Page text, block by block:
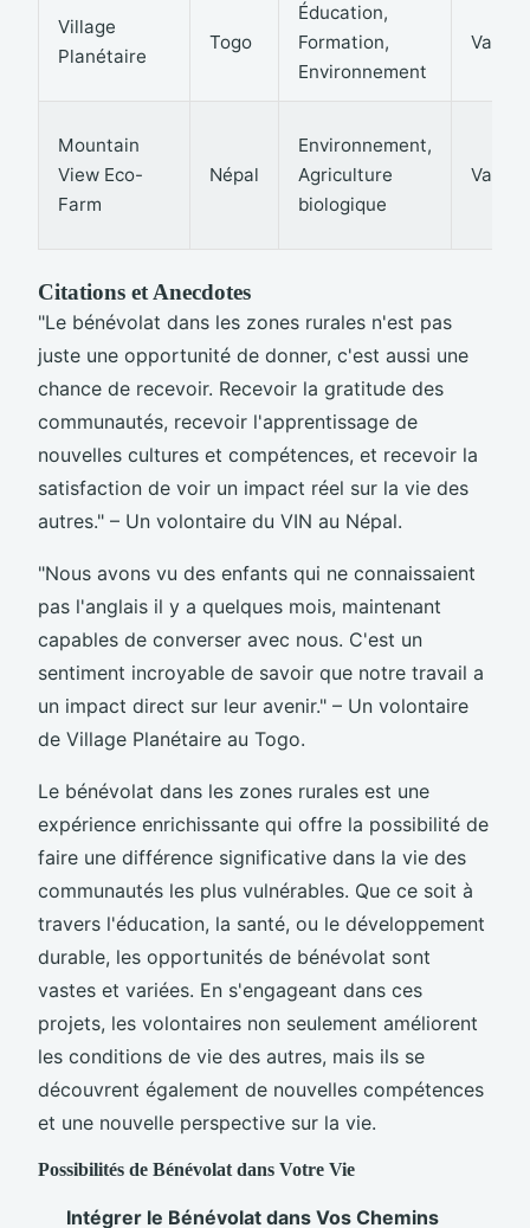
Village
Planétaire
Togo
Éducation,
Formation,
Environnement
Mountain
View Eco-
Farm
Népal
Environnement,
Agriculture
biologique
Citations et Anecdotes
"Le bénévolat dans les zones rurales n'est pas
juste une opportunité de donner, c'est aussi une
chance de recevoir. Recevoir la gratitude des
communautés, recevoir l'apprentissage de
nouvelles cultures et compétences, et recevoir la
satisfaction de voir un impact réel sur la vie des
autres." – Un volontaire du VIN au Népal.
"Nous avons vu des enfants qui ne connaissaient
pas l'anglais il y a quelques mois, maintenant
capables de converser avec nous. C'est un
sentiment incroyable de savoir que notre travail a
un impact direct sur leur avenir." – Un volontaire
de Village Planétaire au Togo.
Le bénévolat dans les zones rurales est une
expérience enrichissante qui offre la possibilité de
faire une différence significative dans la vie des
communautés les plus vulnérables. Que ce soit à
travers l'éducation, la santé, ou le développement
durable, les opportunités de bénévolat sont
vastes et variées. En s'engageant dans ces
projets, les volontaires non seulement améliorent
les conditions de vie des autres, mais ils se
découvrent également de nouvelles compétences
et une nouvelle perspective sur la vie.
Possibilités de Bénévolat dans Votre Vie
Intégrer le Bénévolat dans Vos Chemins